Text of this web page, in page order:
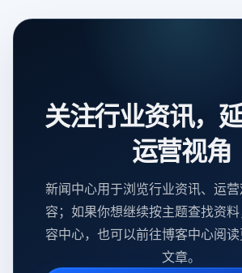
关注行业资讯，
运营视角
新闻中心用于浏览行业资讯、运
容；如果你想继续按主题查找资
容中心，也可以前往博客中心阅
文章。